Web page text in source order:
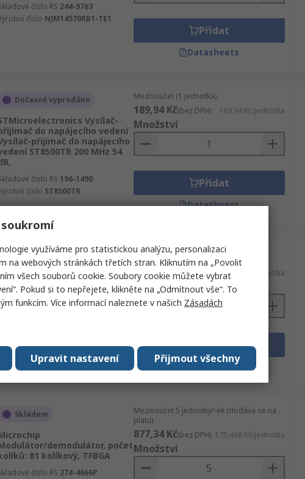
číslo RS 244-9763
číslo NJM14570RB1-TE1
Přidat
Datasheets
Dočasně vyprodáno
Vysílač-
do napájecího vedení
přijímač do napájecího
ST8500TR 200 MHz 54
číslo RS 196-1490
číslo ST8500TR
Mezisoučet (1 jednotka)
189,94 Kč(bez DPH) 189,94 Kč/jednotka
Množství
Přidat
Datasheets
Skladem
Micro Devices
Demodulátor
100 MHz 27 dB,
kolíků: 16 kolíkový,
Mezisoučet 1 jednotka (dodává se na
souvislé pásce)
92,87 Kč (bez DPH) 92,87 Kč/jednotka
Množství
Přidat
Datasheets
Skladem
demodulátor, počet
81 kolíkový, TFBGA
číslo RS 274-4666P
Mezisoučet 5 jednotky/-ek (dodává se na
platu)
877,34 Kč(bez DPH) 175,468 Kč/jednotka
Množství
využíváme pro statistickou analýzu, personalizaci
na webových stránkách třetích stran. Kliknutím na „Povolit
všech souborů cookie. Soubory cookie můžete vybrat
Pokud si to nepřejete, klikněte na „Odmítnout vše“. To
funkcím. Více informací naleznete v našich Zásadách
Přijmout všechny
Upravit nastavení